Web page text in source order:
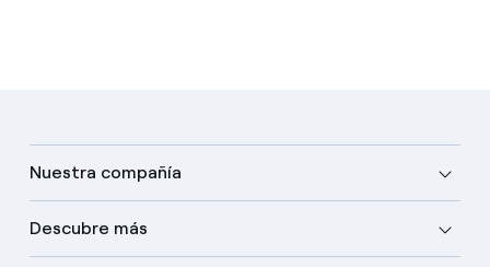
Nuestra compañía
Descubre más